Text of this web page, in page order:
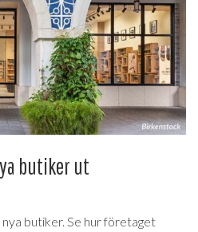
butiker ut
butiker. Se hur företaget